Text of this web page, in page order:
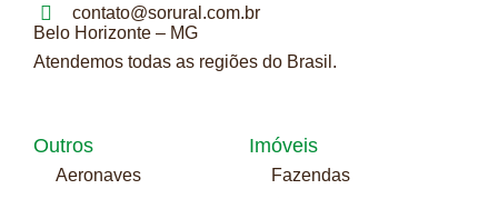
Imóveis
Fazendas
Outros
Aeronaves
contato@sorural.com.br
Belo Horizonte – MG
Atendemos todas as regiões do Brasil.